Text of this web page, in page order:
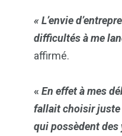
« L’envie
difficultés à me
affirmé.
« En effet à mes
fallait choisir juste
qui possèdent des
& astuces